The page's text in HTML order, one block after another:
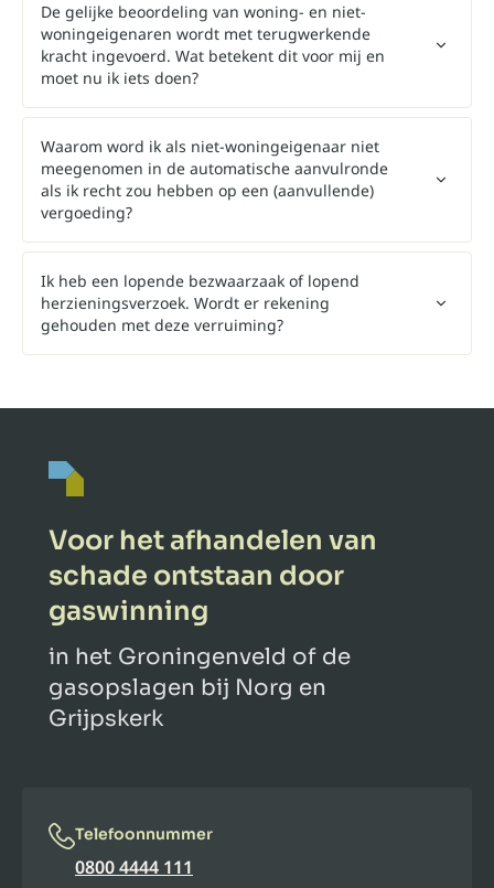
De gelijke beoordeling van woning- en niet-
woningeigenaren wordt met terugwerkende
kracht ingevoerd. Wat betekent dit voor mij en
moet nu ik iets doen?
Waarom word ik als niet-woningeigenaar niet
meegenomen in de automatische aanvulronde
als ik recht zou hebben op een (aanvullende)
vergoeding?
Ik heb een lopende bezwaarzaak of lopend
herzieningsverzoek. Wordt er rekening
gehouden met deze verruiming?
Voor het afhandelen van
schade ontstaan door
gaswinning
in het Groningenveld of de
gasopslagen bij Norg en
Grijpskerk
Telefoonnummer
0800 4444 111